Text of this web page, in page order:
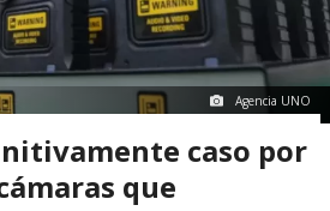
Agencia UNO
caso por
que